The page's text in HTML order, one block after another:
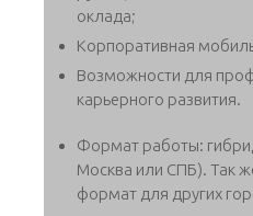
оклада;
Корпоративная
Возможности для
карьерного развития.
Формат работы:
Москва или СПБ). Так
формат для других